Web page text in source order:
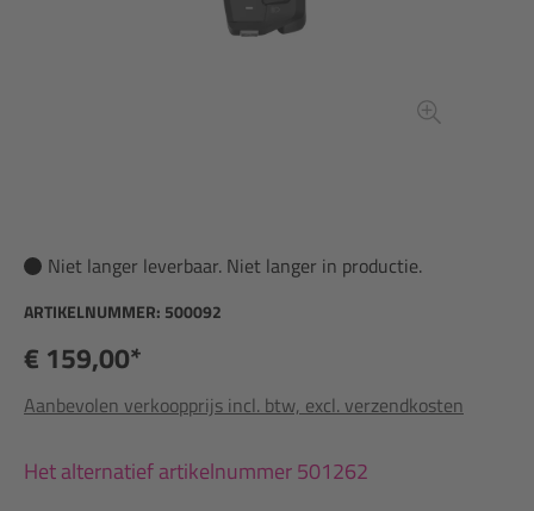
Niet langer leverbaar. Niet langer in productie.
ARTIKELNUMMER: 500092
€ 159,00*
Aanbevolen verkoopprijs incl. btw, excl. verzendkosten
Het alternatief artikelnummer 501262